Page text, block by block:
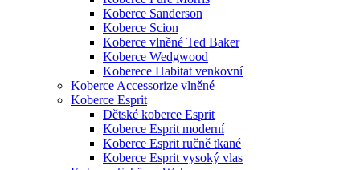
Koberce Sanderson
Koberce Scion
Koberce vlněné Ted Baker
Koberce Wedgwood
Koberece Habitat venkovní
Koberce Accessorize vlněné
Koberce Esprit
Dětské koberce Esprit
Koberce Esprit moderní
Koberce Esprit ručně tkané
Koberce Esprit vysoký vlas